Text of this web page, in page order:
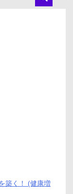
築く！ (健康増